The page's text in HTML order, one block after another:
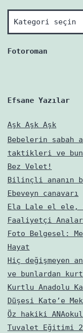
Hmm
neler
varmış?
Fotoroman
Efsane Yazılar
Aşk Aşk Aşk
Bebelerin sabah
taktikleri ve
Bez Velet!
Bilinçli ananın
Ebeveyn canavarı
Ela Lale el ele,
Faaliyetçi Analar
Foto Belgesel:
Hayat
Hiç değişmeyen
ve bunlardan
Kurtlu Anadolu
Düşesi Kate’e
Öz hakiki
Tuvalet Eğitimi